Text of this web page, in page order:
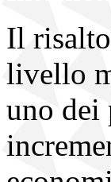
Il
livello
uno dei